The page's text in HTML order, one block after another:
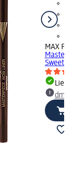
MAX
Sweet
dm